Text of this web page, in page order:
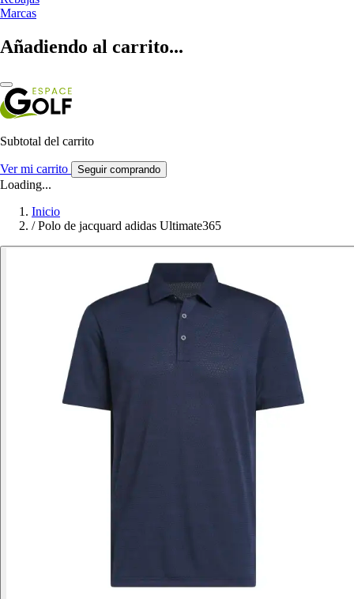
Marcas
Añadiendo al carrito...
Subtotal del carrito
Ver mi carrito Seguir comprando
Loading...
Inicio
/ Polo de jacquard adidas Ultimate365